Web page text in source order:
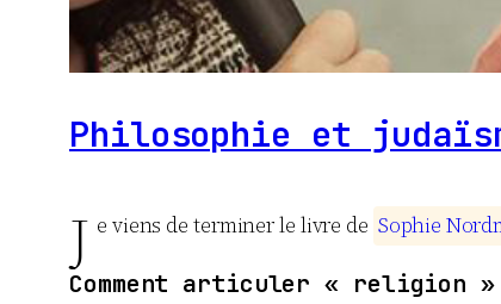
Philosophie et
J e viens de terminer le livre de Sophie Nord
Comment articuler « religion